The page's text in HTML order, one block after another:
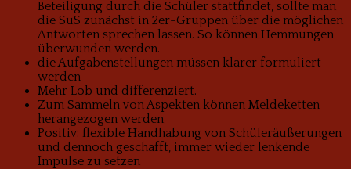
Beteiligung durch die Schüler stattfindet, sollte man
die SuS zunächst in 2er-Gruppen über die möglichen
Antworten sprechen lassen. So können Hemmungen
überwunden werden.
die Aufgabenstellungen müssen klarer formuliert
werden
Mehr Lob und differenziert.
Zum Sammeln von Aspekten können Meldeketten
herangezogen werden
Positiv: flexible Handhabung von Schüleräußerungen
und dennoch geschafft, immer wieder lenkende
Impulse zu setzen